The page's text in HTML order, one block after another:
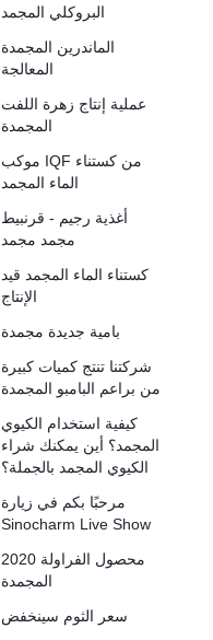
البروكلي المجمد
الماندرين المجمدة
المعالجة
عملية إنتاج زهرة اللفت
المجمدة
موكب IQF من كستناء
الماء المجمد
أغذية رجيم - قرنبيط
مجمد مجمد
كستناء الماء المجمد قيد
الإنتاج
بامية جديدة مجمدة
شركتنا تنتج كميات كبيرة
من براعم البامبو المجمدة
كيفية استخدام الكيوي
المجمد؟ أين يمكنك شراء
الكيوي المجمد بالجملة؟
مرحبًا بكم في زيارة
Sinocharm Live Show
2020 محصول الفراولة
المجمدة
سعر الثوم سينخفض